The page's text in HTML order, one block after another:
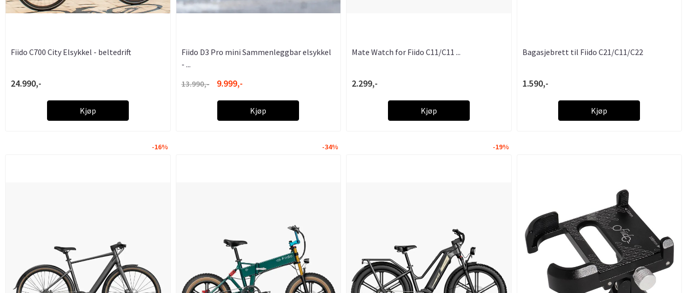
Fiido C700 City Elsykkel - beltedrift
24.990,-
Kjøp
Fiido D3 Pro mini Sammenleggbar elsykkel
- ...
13.990,-
9.999,-
Kjøp
Mate Watch for Fiido C11/C11 ...
2.299,-
Kjøp
Bagasjebrett til Fiido C21/C11/C22
1.590,-
Kjøp
-16% -34% -19%